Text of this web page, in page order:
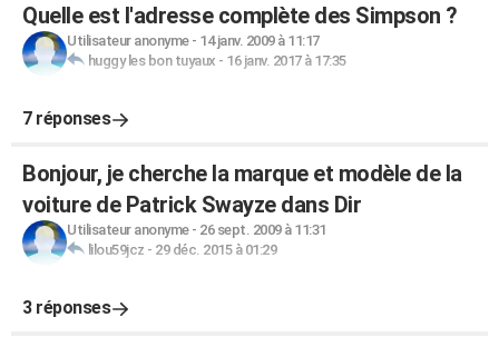
Quelle est l'adresse complète des Simpson ?
Utilisateur anonyme- 14 janv. 2009 à 11:17
huggy les bon tuyaux - 16 janv. 2017 à 17:35
7 réponses
Bonjour, je cherche la marque et modèle de la
voiture de Patrick Swayze dans Dir
Utilisateur anonyme- 26 sept. 2009 à 11:31
lilou59jcz - 29 déc. 2015 à 01:29
3 réponses